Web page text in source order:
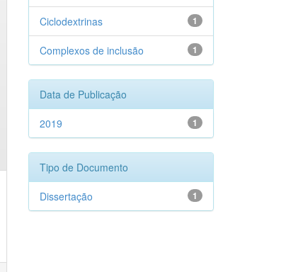
1
Ciclodextrinas
1
Complexos de inclusão
Data de Publicação
1
2019
Tipo de Documento
1
Dissertação